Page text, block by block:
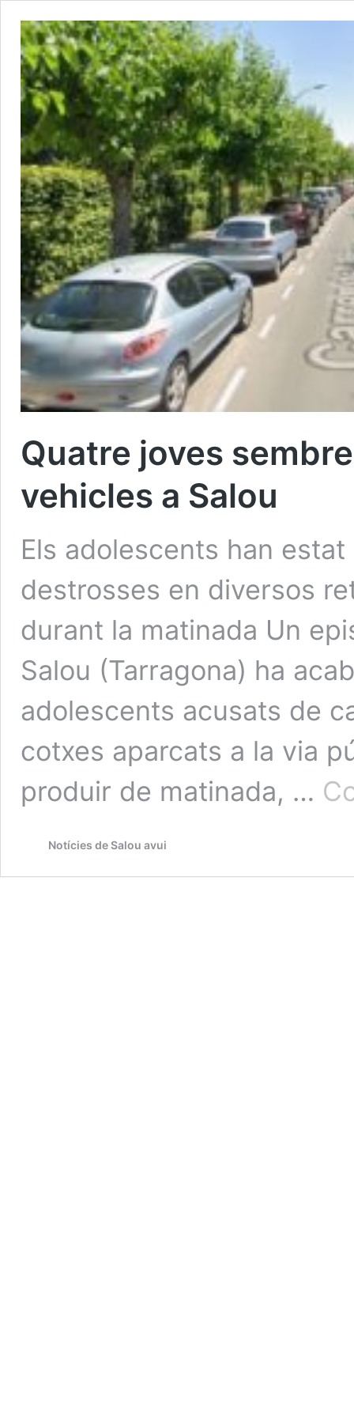
Quatre joves
vehicles a Salou
Els adolescents han
destrosses en diversos
durant la matinada Un
Salou (Tarragona) ha
adolescents acusats de
cotxes aparcats a la via
produir de matinada, …
Notícies de Salou avui